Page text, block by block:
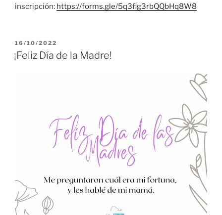
inscripción: https://forms.gle/5q3fig3rbQQbHq8W8
PUBLICADO
EL
16/10/2022
¡Feliz Día de la Madre!